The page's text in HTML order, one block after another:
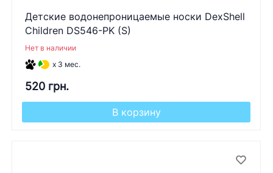
Детские водонепроницаемые носки DexShell
Children DS546-PK (S)
Нет в наличии
x 3 мес.
520 грн.
В корзину